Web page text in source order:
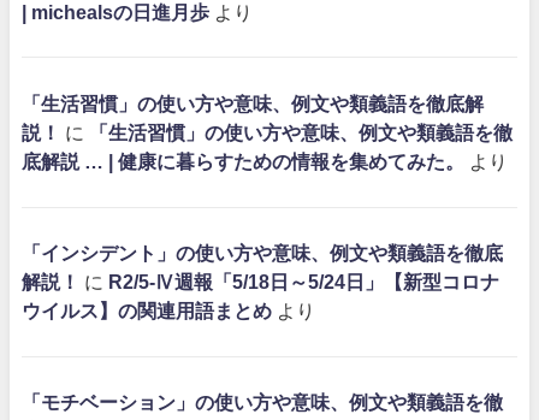
| michealsの日進月歩 より
「生活習慣」の使い方や意味、例文や類義語を徹底解
説！
に
「生活習慣」の使い方や意味、例文や類義語を徹
底解説 … | 健康に暮らすための情報を集めてみた。
より
「インシデント」の使い方や意味、例文や類義語を徹底
解説！
に R2/5-Ⅳ週報「5/18日～5/24日」【新型コロナ
ウイルス】の関連用語まとめ より
「モチベーション」の使い方や意味、例文や類義語を徹